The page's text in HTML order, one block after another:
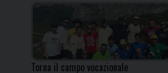
Torna il campo vocazionale